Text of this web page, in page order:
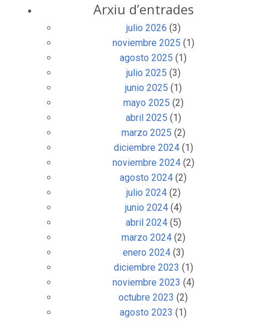
Arxiu d’entrades
julio 2026 (3)
noviembre 2025 (1)
agosto 2025 (1)
julio 2025 (3)
junio 2025 (1)
mayo 2025 (2)
abril 2025 (1)
marzo 2025 (2)
diciembre 2024(1)
noviembre 2024(2)
agosto 2024 (2)
julio 2024(2)
junio 2024(4)
abril 2024(5)
marzo 2024(2)
enero 2024(3)
diciembre 2023 (1)
noviembre 2023 (4)
octubre 2023 (2)
agosto 2023 (1)